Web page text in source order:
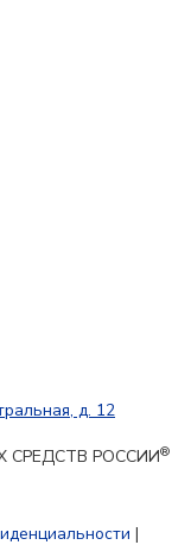
д. 12
СРЕДСТВ РОССИИ®
|